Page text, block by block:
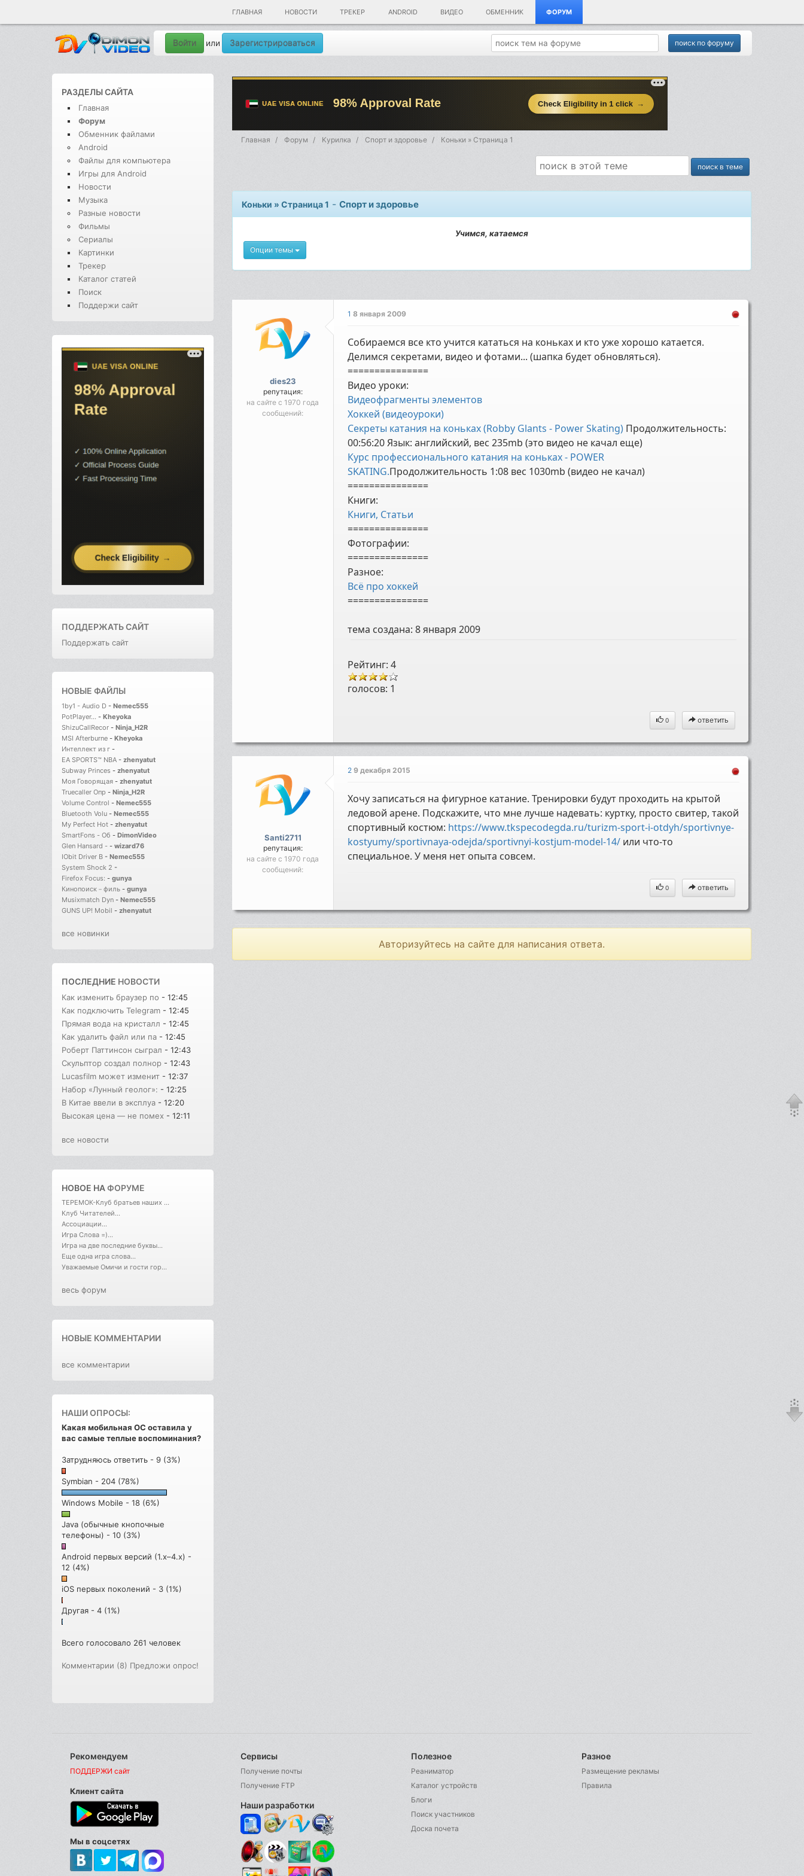
ГЛАВНАЯ НОВОСТИ ТРЕКЕР ANDROID ВИДЕО ОБМЕННИК ФОРУМ
Войти или Зарегистрироваться
РАЗДЕЛЫ САЙТА
Главная
Форум
Обменник файлами
Android
Файлы для компьютера
Игры для Android
Новости
Музыка
Разные новости
Фильмы
Сериалы
Картинки
Трекер
Каталог статей
Поиск
Поддержи сайт
ПОДДЕРЖАТЬ САЙТ
Поддержать сайт
НОВЫЕ ФАЙЛЫ
1by1 - Audio D - Nemec555
PotPlayer... - Kheyoka
ShizuCallRecor - Ninja_H2R
MSI Afterburne - Kheyoka
Интеллект из г -
EA SPORTS™ NBA - zhenyatut
Subway Princes - zhenyatut
Моя Говорящая - zhenyatut
Truecaller Опр - Ninja_H2R
Volume Control - Nemec555
Bluetooth Volu - Nemec555
My Perfect Hot - zhenyatut
SmartFons - Об - DimonVideo
Glen Hansard - - wizard76
IObit Driver B - Nemec555
System Shock 2 -
Firefox Focus: - gunya
Кинопоиск－филь - gunya
Musixmatch Dyn - Nemec555
GUNS UP! Mobil - zhenyatut
все новинки
ПОСЛЕДНИЕ НОВОСТИ
Как изменить браузер по - 12:45
Как подключить Telegram - 12:45
Прямая вода на кристалл - 12:45
Как удалить файл или па - 12:45
Роберт Паттинсон сыграл - 12:43
Скульптор создал полнор - 12:43
Lucasfilm может изменит - 12:37
Набор «Лунный геолог»: - 12:25
В Китае ввели в эксплуа - 12:20
Высокая цена — не помех - 12:11
все новости
НОВОЕ НАФОРУМЕ
ТЕРЕМОК-Клуб братьев наших ...
Клуб Читателей...
Ассоциации...
Игра Слова =)...
Игра на две последние буквы...
Еще одна игра слова...
Уважаемые Омичи и гости гор...
весь форум
НОВЫЕ КОММЕНТАРИИ
все комментарии
НАШИ ОПРОСЫ:
Какая мобильная ОС оставила у
вас самые теплые воспоминания?
Затрудняюсь ответить - 9 (3%)
Symbian - 204 (78%)
Windows Mobile - 18 (6%)
Java (обычные кнопочные
телефоны) - 10 (3%)
Android первых версий (1.x–4.x) -
12 (4%)
iOS первых поколений - 3 (1%)
Другая - 4 (1%)
Всего голосовало 261 человек
Комментарии (8) Предложи опрос!
Главная Форум Kурилка Спорт и здоровье Коньки » Страница 1
Коньки » Страница 1 -Спорт и здоровье
Учимся, катаемся
Опции темы
dies23
репутация:
на сайте с 1970 года
сообщений:
1 8 января 2009
Собираемся все кто учится кататься на коньках и кто уже хорошо катается.
Делимся секретами, видео и фотами... (шапка будет обновляться).
===============
Видео уроки:
Видеофрагменты элементов
Хоккей (видеоуроки)
Секреты катания на коньках (Robby Glants - Power Skating)Продолжительность:
00:56:20 Язык: английский, вес 235mb (это видео не качал еще)
Курс професcионального катания на коньках - POWER
SKATING.Продолжительность 1:08 вес 1030mb (видео не качал)
===============
Книги:
Книги, Статьи
===============
Фотографии:
===============
Разное:
Всё про хоккей
===============
тема создана: 8 января 2009
Рейтинг: 4
голосов: 1
0 ответить
Santi2711
репутация:
на сайте с 1970 года
сообщений:
2 9 декабря 2015
Хочу записаться на фигурное катание. Тренировки будут проходить на крытой
ледовой арене. Подскажите, что мне лучше надевать: куртку, просто свитер, такой
спортивный костюм: https://www.tkspecodegda.ru/turizm-sport-i-otdyh/sportivnye-
kostyumy/sportivnaya-odejda/sportivnyi-kostjum-model-14/или что-то
специальное. У меня нет опыта совсем.
0 ответить
Авторизуйтесь на сайте для написания ответа.
Рекомендуем
ПОДДЕРЖИ сайт
Клиент сайта
Мы в соцсетях
Сервисы
Получение почты
Получение FTP
Наши разработки
Полезное
Реаниматор
Каталог устройств
Блоги
Поиск участников
Доска почета
Разное
Размещение рекламы
Правила